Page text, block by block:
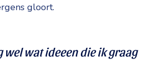
gloort.
wel wat ideeen die ik graag